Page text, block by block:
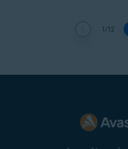
1/12